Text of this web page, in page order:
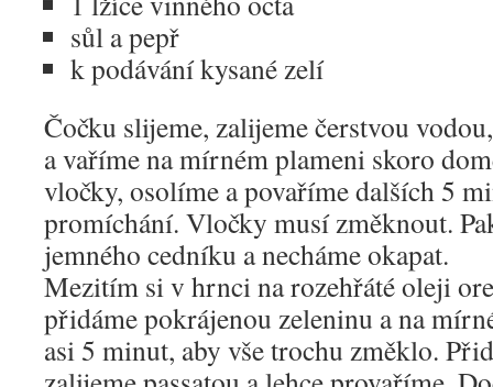
sůl a pepř
k podávání kysané zelí
Čočku slijeme, zalijeme čerstvou
a vaříme na mírném plameni skoro
vločky, osolíme a povaříme dalších 5
promíchání. Vločky musí změknout.
jemného cedníku a necháme okapat.
Mezitím si v hrnci na rozehřáté oleji
přidáme pokrájenou zeleninu a na
asi 5 minut, aby vše trochu změklo.